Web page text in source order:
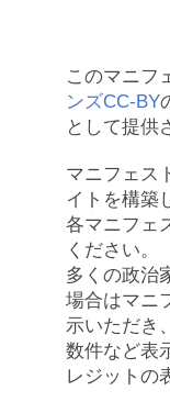
このマニフ
ンズCC-BY
として提供
マニフェス
イトを構築
各マニフェ
ください。
多くの政治
場合はマニ
示いただき、
数件など表
レジットの